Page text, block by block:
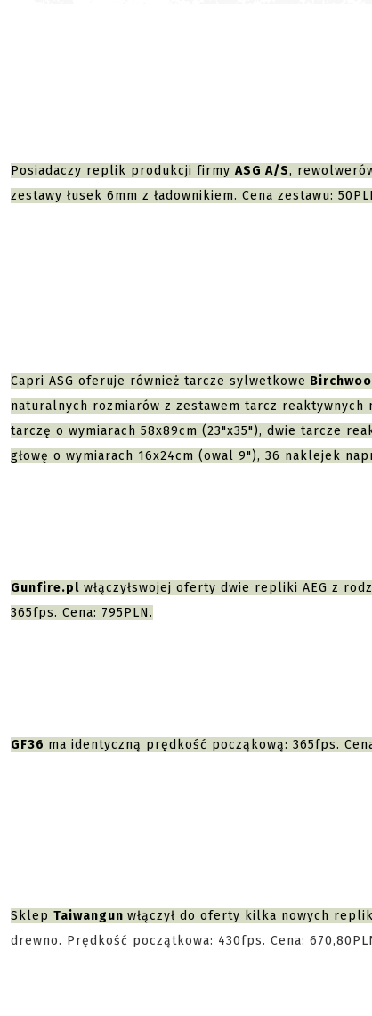
Posiadaczy replik produkcji firmy ASG A/S,
zestawy łusek 6mm z ładownikiem. Cena zestawu:
Capri ASG oferuje również tarcze sylwetkowe
naturalnych rozmiarów z zestawem tarcz reaktywnych
tarczę o wymiarach 58x89cm (23"x35"), dwie tarcze
głowę o wymiarach 16x24cm (owal 9"), 36 naklejek
Gunfire.pl włączyłswojej oferty dwie repliki AEG z
365fps. Cena: 795PLN.
GF36 ma identyczną prędkość począkową: 365fps.
Sklep Taiwangun włączył do oferty kilka nowych
drewno. Prędkość początkowa: 430fps. Cena: